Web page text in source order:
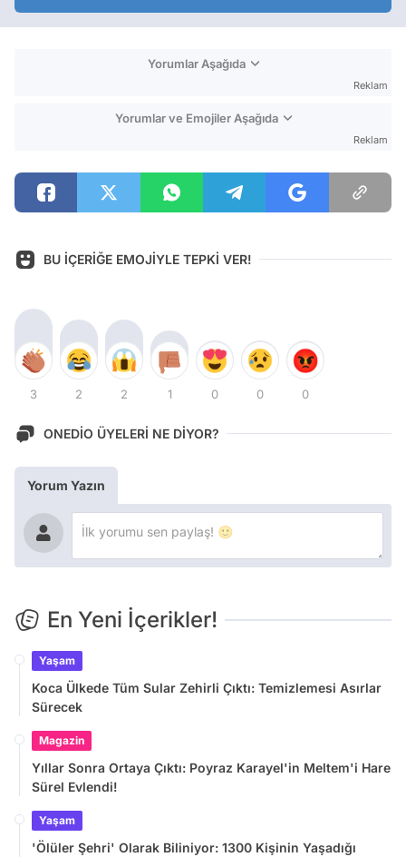
Yorumlar Aşağıda
Reklam
Yorumlar ve Emojiler Aşağıda
Reklam
BU İÇERİĞE EMOJİYLE TEPKİ VER!
3 2 2 1 0 0 0
ONEDİO ÜYELERİ NE DİYOR?
Yorum Yazın
En Yeni İçerikler!
Yaşam
Koca Ülkede Tüm Sular Zehirli Çıktı: Temizlemesi Asırlar
Sürecek
Magazin
Yıllar Sonra Ortaya Çıktı: Poyraz Karayel'in Meltem'i Hare
Sürel Evlendi!
Yaşam
'Ölüler Şehri' Olarak Biliniyor: 1300 Kişinin Yaşadığı